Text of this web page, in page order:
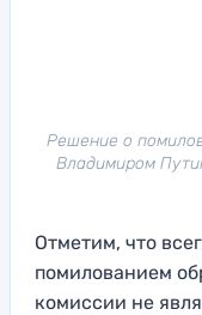
Решение о
Владимиром
Отметим, что
помилованием
комиссии не